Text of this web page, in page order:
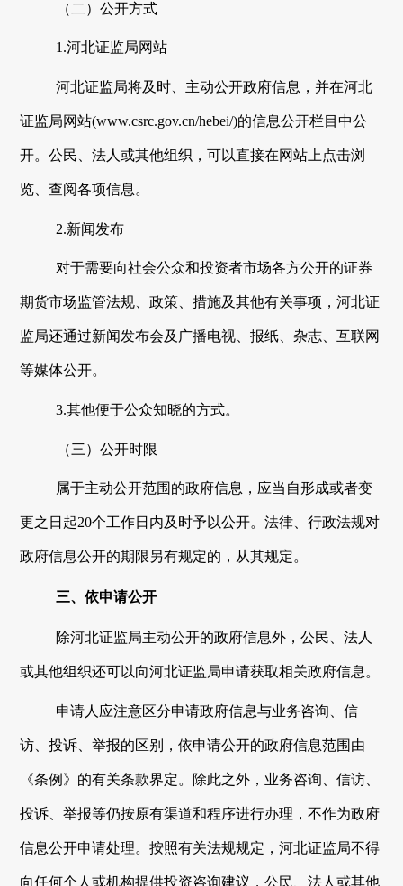
（二）公开方式
1.河北证监局网站
河北证监局将及时、主动公开政府信息，并在河北
证监局网站(www.csrc.gov.cn/hebei/)的信息公开栏目中公
开。公民、法人或其他组织，可以直接在网站上点击浏
览、查阅各项信息。
2.新闻发布
对于需要向社会公众和投资者市场各方公开的证券
期货市场监管法规、政策、措施及其他有关事项，河北证
监局还通过新闻发布会及广播电视、报纸、杂志、互联网
等媒体公开。
3.其他便于公众知晓的方式。
（三）公开时限
属于主动公开范围的政府信息，应当自形成或者变
更之日起20个工作日内及时予以公开。法律、行政法规对
政府信息公开的期限另有规定的，从其规定。
三、依申请公开
除河北证监局主动公开的政府信息外，公民、法人
或其他组织还可以向河北证监局申请获取相关政府信息。
申请人应注意区分申请政府信息与业务咨询、信
访、投诉、举报的区别，依申请公开的政府信息范围由
《条例》的有关条款界定。除此之外，业务咨询、信访、
投诉、举报等仍按原有渠道和程序进行办理，不作为政府
信息公开申请处理。按照有关法规规定，河北证监局不得
向任何个人或机构提供投资咨询建议，公民、法人或其他